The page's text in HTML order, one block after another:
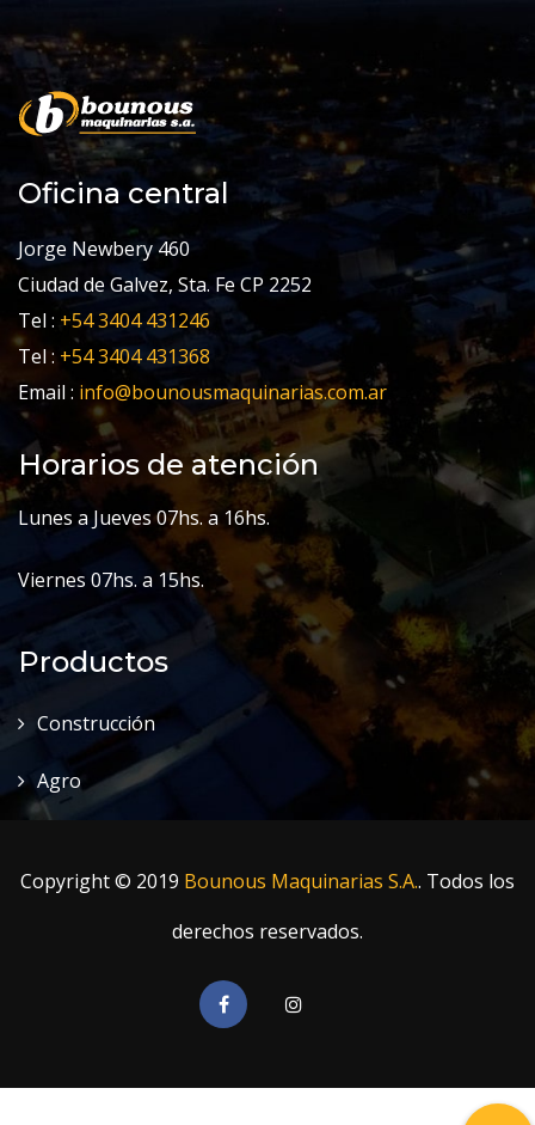
Oficina central
Jorge Newbery 460
Ciudad de Galvez, Sta. Fe CP 2252
Tel : +54 3404 431246
Tel : +54 3404 431368
Email : info@bounousmaquinarias.com.ar
Horarios de atención
Lunes a Jueves 07hs. a 16hs.
Viernes 07hs. a 15hs.
Productos
Construcción
Agro
Copyright © 2019 Bounous Maquinarias S.A.. Todos los
derechos reservados.